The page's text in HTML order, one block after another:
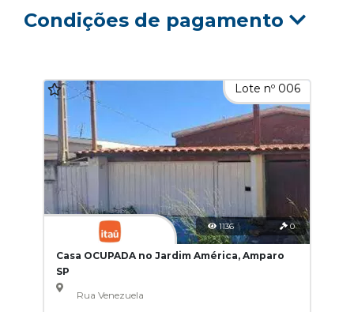
Condições de pagamento
Lote nº 006
1136 0
Casa OCUPADA no Jardim América, Amparo
SP
Rua Venezuela